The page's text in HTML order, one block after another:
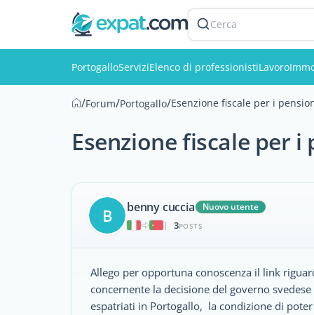
Cerca
PortogalloServiziElenco di professionistiLavoro
/Forum/Portogallo/Esenzione fiscale per i
Esenzione fiscale per
B benny cuccia
Nuovo utente
|
3POSTS
Allego per opportuna conoscenza il link
concernente la decisione del governo
espatriati in Portogallo, la condizione di